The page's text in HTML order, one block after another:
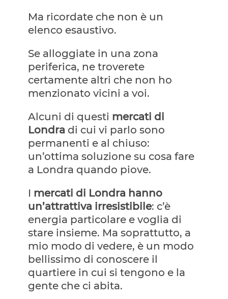
Ma ricordate che non è un
elenco esaustivo.
Se alloggiate in una zona
periferica, ne troverete
certamente altri che non ho
menzionato vicini a voi.
Alcuni di questi mercati di
Londra di cui vi parlo sono
permanenti e al chiuso:
un’ottima soluzione su cosa fare
a Londra quando piove.
I mercati di Londra hanno
un’attrattiva irresistibile: c’è
energia particolare e voglia di
stare insieme. Ma soprattutto, a
mio modo di vedere, è un modo
bellissimo di conoscere il
quartiere in cui si tengono e la
gente che ci abita.